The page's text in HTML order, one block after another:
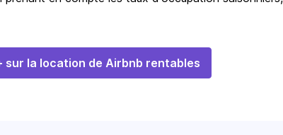
sur la location de Airbnb rentables